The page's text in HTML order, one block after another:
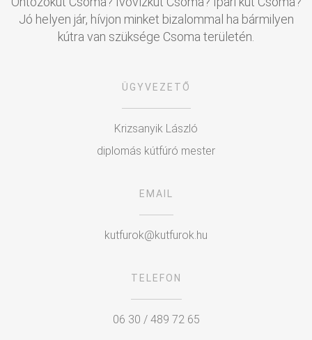
Jó helyen jár, hívjon minket bizalommal ha bármilyen
kútra van szüksége Csoma területén.
ÜGYVEZETŐ
Krizsanyik László
diplomás kútfúró mester
EMAIL
kutfurok@kutfurok.hu
TELEFON
06 30 / 489 72 65